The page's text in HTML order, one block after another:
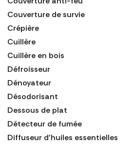
Couverture de survie
Crépière
Cuillère
Cuillère en bois
Défroisseur
Dénoyateur
Désodorisant
Dessous de plat
Détecteur de fumée
Diffuseur d'huiles essentielles